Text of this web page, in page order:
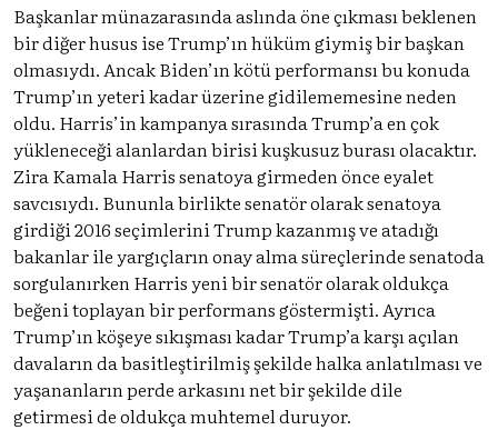
Başkanlar münazarasında aslında öne çıkması beklenen
bir diğer husus ise Trump’ın hüküm giymiş bir başkan
olmasıydı. Ancak Biden’ın kötü performansı bu konuda
Trump’ın yeteri kadar üzerine gidilememesine neden
oldu. Harris’in kampanya sırasında Trump’a en çok
yükleneceği alanlardan birisi kuşkusuz burası olacaktır.
Zira Kamala Harris senatoya girmeden önce eyalet
savcısıydı. Bununla birlikte senatör olarak senatoya
girdiği 2016 seçimlerini Trump kazanmış ve atadığı
bakanlar ile yargıçların onay alma süreçlerinde senatoda
sorgulanırken Harris yeni bir senatör olarak oldukça
beğeni toplayan bir performans göstermişti. Ayrıca
Trump’ın köşeye sıkışması kadar Trump’a karşı açılan
davaların da basitleştirilmiş şekilde halka anlatılması ve
yaşananların perde arkasını net bir şekilde dile
getirmesi de oldukça muhtemel duruyor.